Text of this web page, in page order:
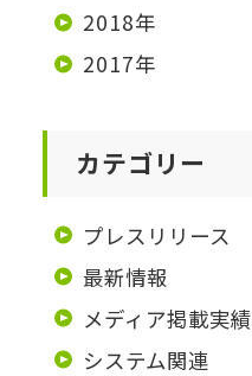
2018年
2017年
カテゴリー
プレスリリース
最新情報
メディア掲載実績
システム関連